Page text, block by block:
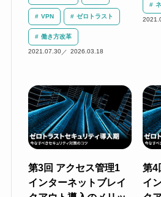
VPN ゼロトラスト
働き方改革
2021.07.30 2026.03.18
第3回 アクセス管理1
インターネットブレイ
第4
イ